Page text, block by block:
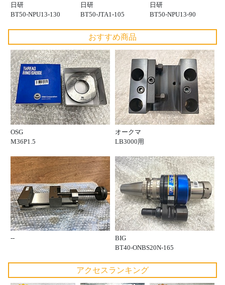
日研
BT50-NPU13-130
日研
BT50-JTA1-105
日研
BT50-NPU13-90
おすすめ商品
OSG
M36P1.5
オークマ
LB3000用
--
BIG
BT40-ONBS20N-165
アクセスランキング